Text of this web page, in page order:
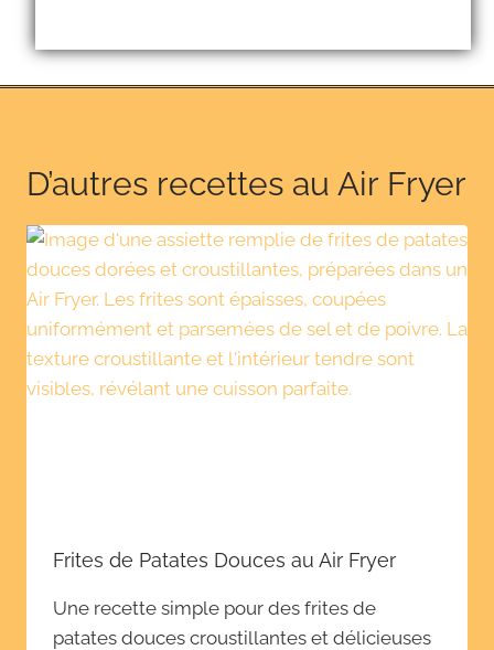
D’autres recettes au Air Fryer
Frites de Patates Douces au Air Fryer
Une recette simple pour des frites de
patates douces croustillantes et délicieuses